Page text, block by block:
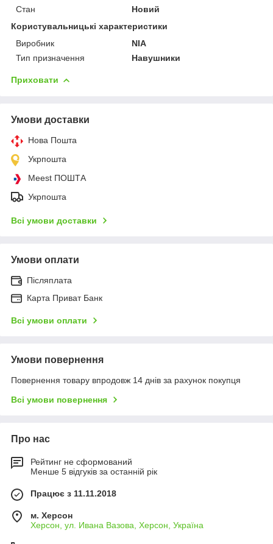
Стан
Новий
Користувальницькі характеристики
Виробник
NIA
Тип призначення
Навушники
Приховати
Умови доставки
Нова Пошта
Укрпошта
Meest ПОШТА
Укрпошта
Всі умови доставки
Умови оплати
Післяплата
Карта Приват Банк
Всі умови оплати
Умови повернення
Повернення товару впродовж 14 днів за рахунок покупця
Всі умови повернення
Про нас
Рейтинг не сформований
Менше 5 відгуків за останній рік
Працює з 11.11.2018
м. Херсон
Херсон, ул. Ивана Вазова, Херсон, Україна